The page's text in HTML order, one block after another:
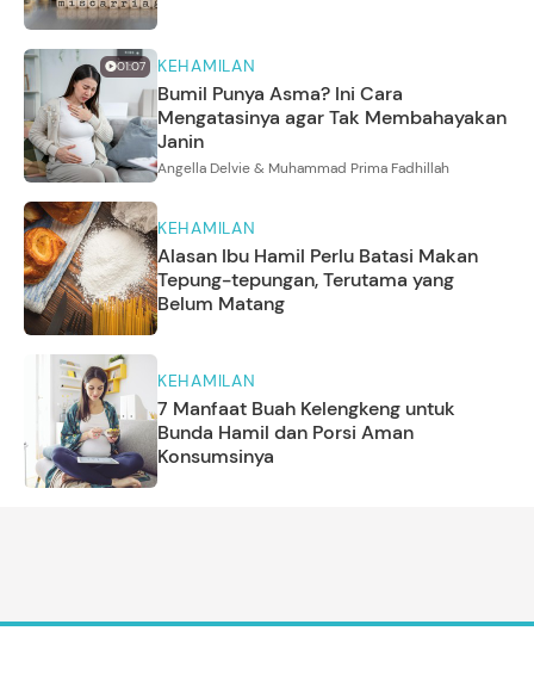
01:07 KEHAMILAN
Bumil Punya Asma? Ini Cara
Mengatasinya agar Tak Membahayakan
Janin
Angella Delvie & Muhammad Prima Fadhillah
KEHAMILAN
Alasan Ibu Hamil Perlu Batasi Makan
Tepung-tepungan, Terutama yang
Belum Matang
KEHAMILAN
7 Manfaat Buah Kelengkeng untuk
Bunda Hamil dan Porsi Aman
Konsumsinya